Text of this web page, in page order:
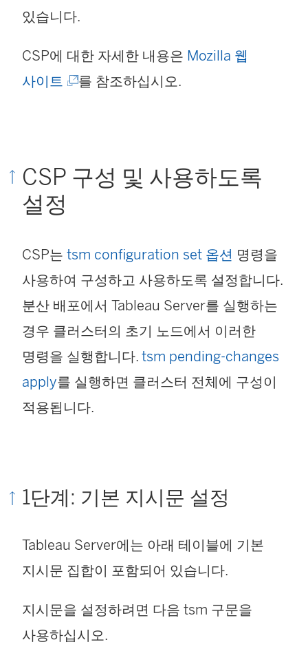
있습니다.
CSP에 대한 자세한 내용은 Mozilla 웹
사이트 (
새
창
서
열
림
)
를 참조하십시오.
CSP 구성 및 사용하도록
설정
CSP는 tsm configuration set 옵션 명령을
사용하여 구성하고 사용하도록 설정합니다.
분산 배포에서 Tableau Server를 실행하는
경우 클러스터의 초기 노드에서 이러한
명령을 실행합니다. tsm pending-changes
apply를 실행하면 클러스터 전체에 구성이
적용됩니다.
1단계: 기본 지시문 설정
Tableau Server에는 아래 테이블에 기본
지시문 집합이 포함되어 있습니다.
지시문을 설정하려면 다음 tsm 구문을
사용하십시오.